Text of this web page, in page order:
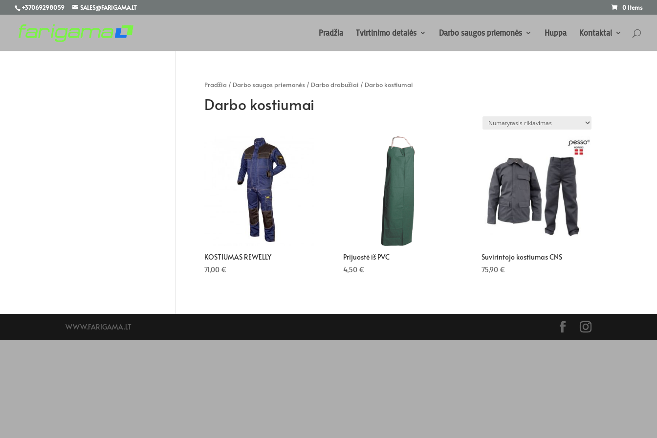
+37069298059 SALES@FARIGAMA.LT 0 Items
Pradžia Tvirtinimo detalės Darbo saugos priemonės Huppa Kontaktai
Pradžia / Darbo saugos priemonės/ Darbo drabužiai / Darbo kostiumai
Darbo kostiumai
KOSTIUMAS REWELLY
71,00 €
Prijuostė iš PVC
4,50 €
Suvirintojo kostiumas CNS
75,90 €
WWW.FARIGAMA.LT